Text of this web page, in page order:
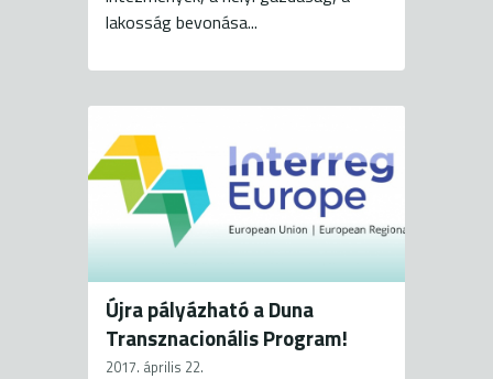
lakosság bevonása...
Újra pályázható a Duna
Transznacionális Program!
2017. április 22.